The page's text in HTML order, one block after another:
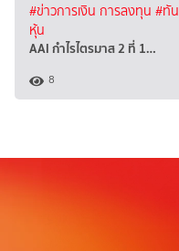
#ข่าวการเงิน การลงทุน #ทัน
หุ้น
AAI กำไรไตรมาส 2 ที่ 1…
8